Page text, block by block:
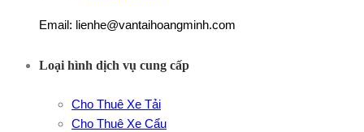
Email: lienhe@vantaihoangminh.com
Loại hình dịch vụ cung cấp
Cho Thuê Xe Tải
Cho Thuê Xe Cẩu